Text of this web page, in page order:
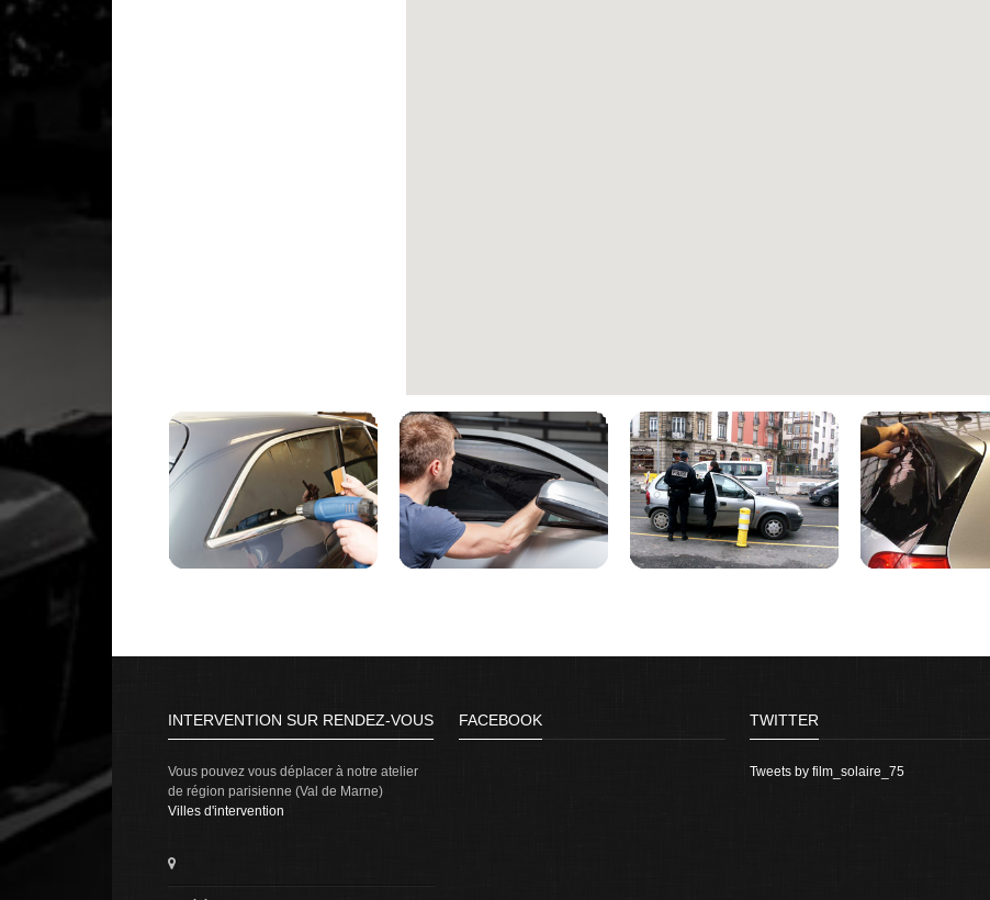
INTERVENTION SUR RENDEZ-VOUS
Vous pouvez vous déplacer à notre atelier
de région parisienne (Val de Marne)
Villes d'intervention
FACEBOOK TWITTER
Tweets by film_solaire_75